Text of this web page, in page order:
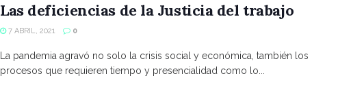
Las deficiencias de la Justicia del trabajo
7 ABRIL, 2021 0
La pandemia agravó no solo la crisis social y económica, también los
procesos que requieren tiempo y presencialidad como lo...